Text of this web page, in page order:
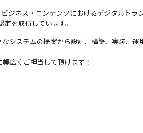
ネス・コンテンツにおけるデジタルトラ
を取得しています。
システムの提案から設計、構築、実装、
広くご担当して頂けます！